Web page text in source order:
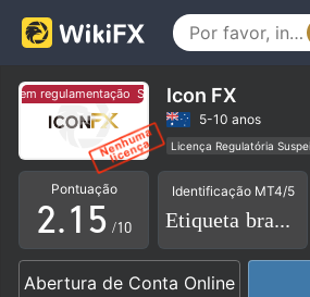
regulamentação Sem regulamentação
Icon FX
5-10 anos
Licença Regulatória
Negócio global
Risco
Pontuação
0
1
2
3
.
0
1
2
1
2
3
4
5
6
/10
Identificação MT4/5
Etiqueta branca
Abertura de Conta Online